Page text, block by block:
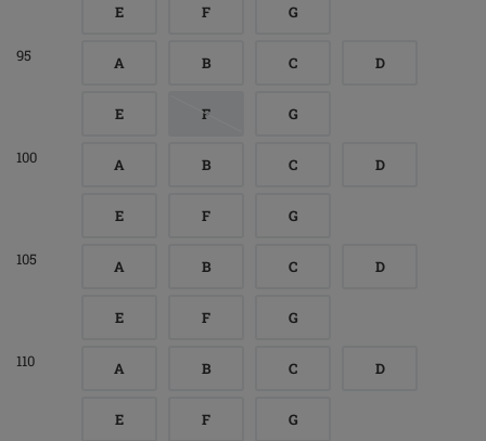
E F G
95 A B C D
E F G
100 A B C D
E F G
105 A B C D
E F G
110 A B C D
E F G